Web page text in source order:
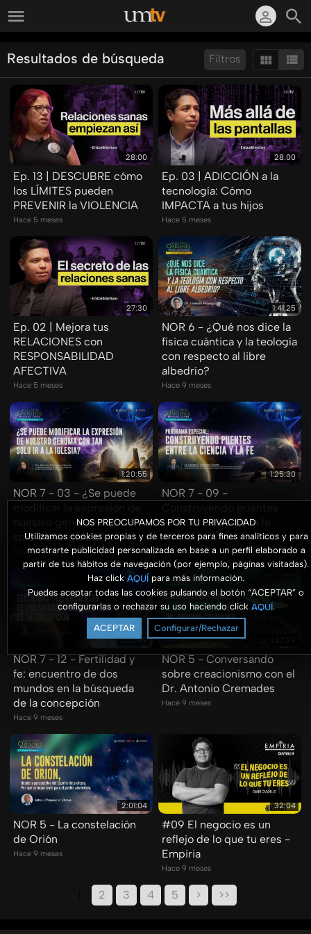
NOS PREOCUPAMOS POR TU PRIVACIDAD
Utilizamos cookies propias y de terceros para fines analíticos y para
mostrarte publicidad personalizada en base a un perfil elaborado a
partir de tus hábitos de navegación (por ejemplo, páginas visitadas).
Haz click AQUÍ para más información.
Puedes aceptar todas las cookies pulsando el botón “ACEPTAR” o
configurarlas o rechazar su uso haciendo click AQUÍ.
ACEPTAR Configurar/Rechazar
Filtros
Resultados de búsqueda
Ordenar por:
Mostrar:
Resultados/Pág.:
28:00
Ep. 13 | DESCUBRE cómo
los LÍMITES pueden
PREVENIR la VIOLENCIA
Hace 5 meses
28:00
Ep. 03 | ADICCIÓN a la
tecnología: Cómo
IMPACTA a tus hijos
Hace 5 meses
27:30
Ep. 02 | Mejora tus
RELACIONES con
RESPONSABILIDAD
AFECTIVA
Hace 5 meses
1:41:25
NOR 6 - ¿Qué nos dice la
física cuántica y la teología
con respecto al libre
albedrío?
Hace 9 meses
1:20:55
NOR 7 - 03 - ¿Se puede
nuestro genoma con tan
solo ir a la iglesia?
Hace 9 meses
1:25:30
NOR 7 - 09 -
entre la ciencia y la fe
Hace 9 meses
1:53:49
NOR 7 - 12 - Fertilidad y
fe: encuentro de dos
mundos en la búsqueda
de la concepción
Hace 9 meses
NOR 5 - Conversando
sobre creacionismo con el
Dr. Antonio Cremades
Hace 9 meses
2:01:04
NOR 5 - La constelación
de Orión
Hace 9 meses
32:04
#09 El negocio es un
reflejo de lo que tu eres -
Empiria
Hace 9 meses
2 3 4 5 > >>